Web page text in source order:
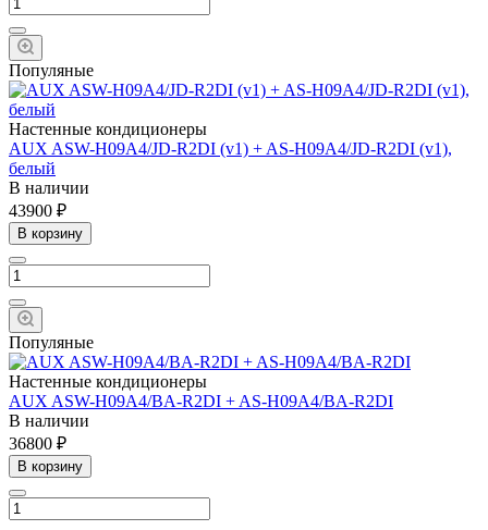
Популяные
Настенные кондиционеры
AUX ASW-H09A4/JD-R2DI (v1) + AS-H09A4/JD-R2DI (v1),
белый
В наличии
43900 ₽
В корзину
Популяные
Настенные кондиционеры
AUX ASW-H09A4/BA-R2DI + AS-H09A4/BA-R2DI
В наличии
36800 ₽
В корзину